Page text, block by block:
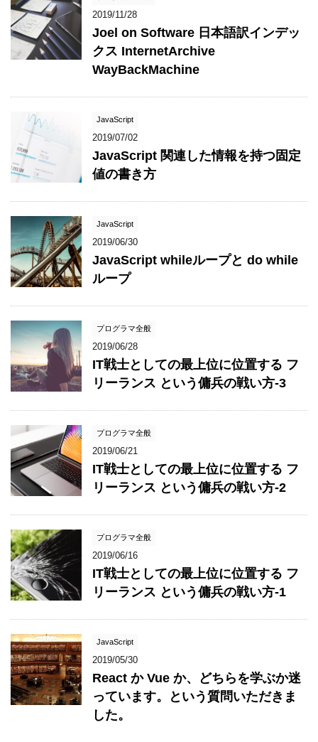
2019/11/28
Joel on Software 日本語訳インデッ
クス InternetArchive
WayBackMachine
JavaScript
2019/07/02
JavaScript 関連した情報を持つ固定
値の書き方
JavaScript
2019/06/30
JavaScript whileループと do while
ループ
プログラマ全般
2019/06/28
IT戦士としての最上位に位置する フ
リーランス という傭兵の戦い方-3
プログラマ全般
2019/06/21
IT戦士としての最上位に位置する フ
リーランス という傭兵の戦い方-2
プログラマ全般
2019/06/16
IT戦士としての最上位に位置する フ
リーランス という傭兵の戦い方-1
JavaScript
2019/05/30
React か Vue か、どちらを学ぶか迷
っています。という質問いただきま
した。